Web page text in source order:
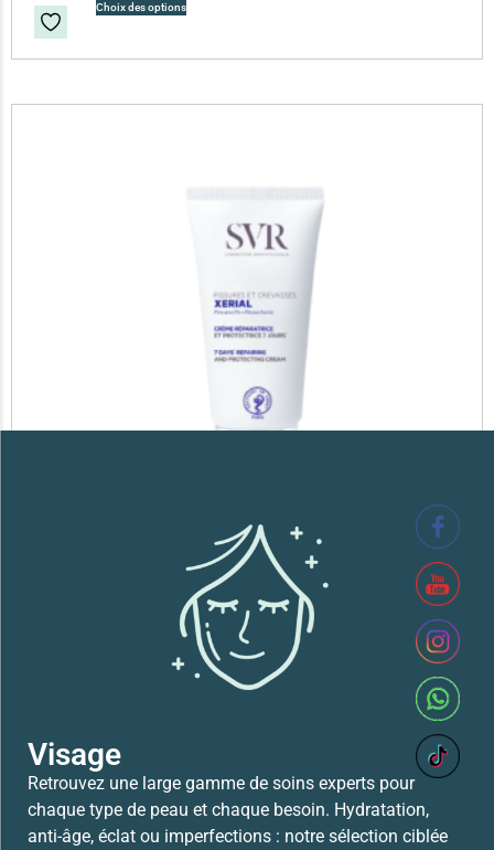
SVR XERIAL FISSURES ET CREVASSES
Choix des options
Visage
Retrouvez une large gamme de soins experts pour
chaque type de peau et chaque besoin. Hydratation,
anti-âge, éclat ou imperfections : notre sélection ciblée